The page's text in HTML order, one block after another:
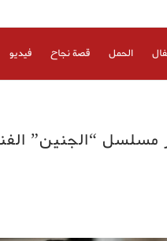
الحمل قصة نجاح فيديو
مسلسل “الجنين”